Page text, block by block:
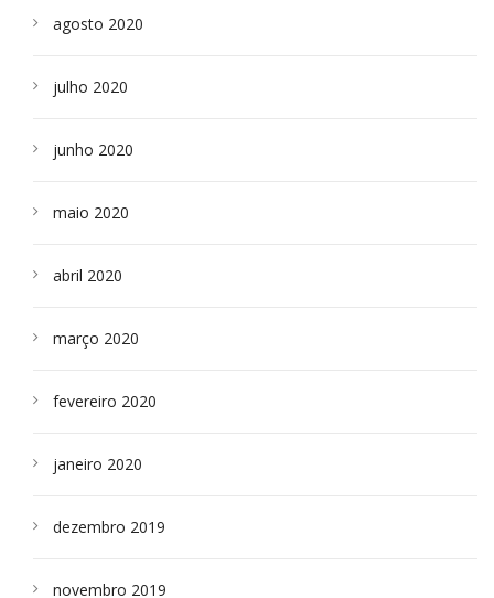
agosto 2020
julho 2020
junho 2020
maio 2020
abril 2020
março 2020
fevereiro 2020
janeiro 2020
dezembro 2019
novembro 2019